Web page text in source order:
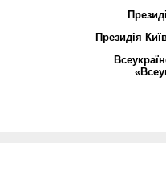
Президія